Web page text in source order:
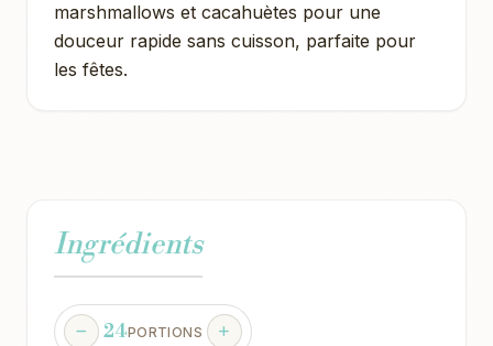
marshmallows et cacahuètes pour une
douceur rapide sans cuisson, parfaite pour
les fêtes.
Ingrédients
24PORTIONS